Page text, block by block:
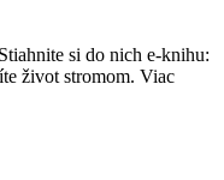
si do nich e-knihu:
život stromom. Viac